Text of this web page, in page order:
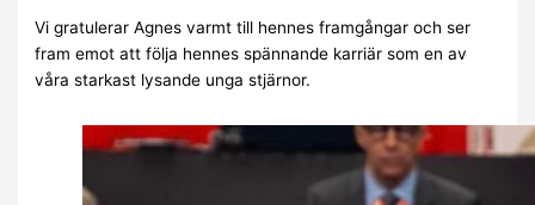
Vi gratulerar Agnes varmt till hennes framgångar och ser
fram emot att följa hennes spännande karriär som en av
våra starkast lysande unga stjärnor.